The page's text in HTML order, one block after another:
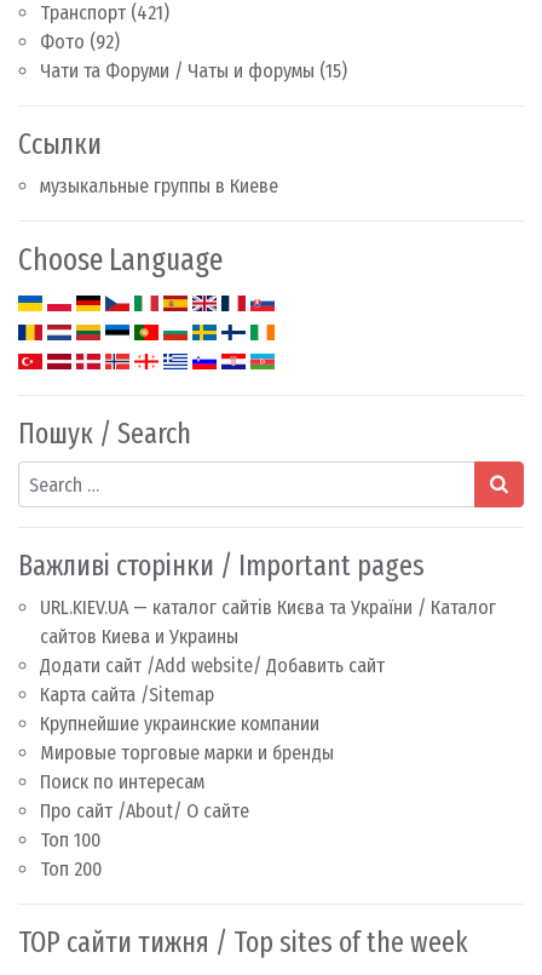
Транспорт (421)
Фото (92)
Чати та Форуми / Чаты и форумы (15)
Ссылки
музыкальные группы в Киеве
Choose Language
Пошук / Search
Search
Важливі сторінки / Important pages
URL.KIEV.UA — каталог сайтів Києва та України / Каталог
сайтов Киева и Украины
Додати сайт /Add website/ Добавить сайт
Карта сайта /Sitemap
Крупнейшие украинские компании
Мировые торговые марки и бренды
Поиск по интересам
Про сайт /About/ О сайте
Топ 100
Топ 200
TOP сайти тижня / Top sites of the week